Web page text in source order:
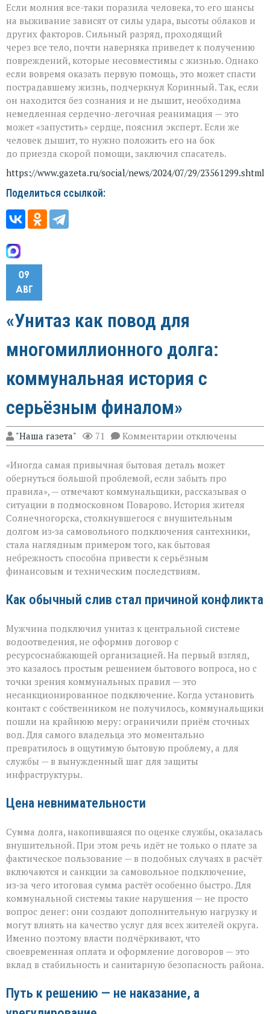
Если молния все-таки поразила человека, то его шансы
на выживание зависят от силы удара, высоты облаков и
других факторов. Сильный разряд, проходящий
через все тело, почти наверняка приведет к получению
повреждений, которые несовместимы с жизнью. Однако
если вовремя оказать первую помощь, это может спасти
пострадавшему жизнь, подчеркнул Коринный. Так, если
он находится без сознания и не дышит, необходима
немедленная сердечно-легочная реанимация — это
может «запустить» сердце, пояснил эксперт. Если же
человек дышит, то нужно положить его на бок
до приезда скорой помощи, заключил спасатель.
https://www.gazeta.ru/social/news/2024/07/29/23561299.shtml
Поделиться ссылкой:
09
АВГ
«Унитаз как повод для
многомиллионного долга:
коммунальная история с
серьёзным финалом»
"Наша газета" 71 Комментарии к
записи
как
повод
долга:
коммунальная
история
с
серьёзным
финалом»
отключены
«Иногда самая привычная бытовая деталь может
обернуться большой проблемой, если забыть про
правила», — отмечают коммунальщики, рассказывая о
ситуации в подмосковном Поварово. История жителя
Солнечногорска, столкнувшегося с внушительным
долгом из‑за самовольного подключения сантехники,
стала наглядным примером того, как бытовая
небрежность способна привести к серьёзным
финансовым и техническим последствиям.
Как обычный слив стал причиной конфликта
Мужчина подключил унитаз к центральной системе
водоотведения, не оформив договор с
ресурсоснабжающей организацией. На первый взгляд,
это казалось простым решением бытового вопроса, но с
точки зрения коммунальных правил — это
несанкционированное подключение. Когда установить
контакт с собственником не получилось, коммунальщики
пошли на крайнюю меру: ограничили приём сточных
вод. Для самого владельца это моментально
превратилось в ощутимую бытовую проблему, а для
службы — в вынужденный шаг для защиты
инфраструктуры.
Цена невнимательности
Сумма долга, накопившаяся по оценке службы, оказалась
внушительной. При этом речь идёт не только о плате за
фактическое пользование — в подобных случаях в расчёт
включаются и санкции за самовольное подключение,
из‑за чего итоговая сумма растёт особенно быстро. Для
коммунальной системы такие нарушения — не просто
вопрос денег: они создают дополнительную нагрузку и
могут влиять на качество услуг для всех жителей округа.
Именно поэтому власти подчёркивают, что
своевременная оплата и оформление договоров — это
вклад в стабильность и санитарную безопасность района.
Путь к решению — не наказание, а